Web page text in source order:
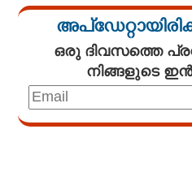
ഒരു ദിവസത്തെ
നിങ്ങളുടെ